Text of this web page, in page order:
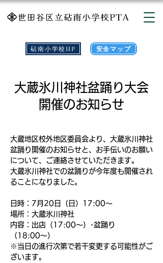
砧南小学校HP 安全マップ
大蔵氷川神社盆踊り大会
開催のお知らせ
大蔵地区校外地区委員会より、大蔵氷川神社
盆踊り開催のお知らせと、お手伝いのお願い
について、ご連絡させていただきます。
大蔵氷川神社での盆踊りが今年度も開催され
ることになりました。
日時：7月20日（日）17:00〜
場所：大蔵氷川神社
内容：出店（17:00〜）･盆踊り
（18:00〜）
※当日の進行次第で若干変更する可能性がご
ざいます。